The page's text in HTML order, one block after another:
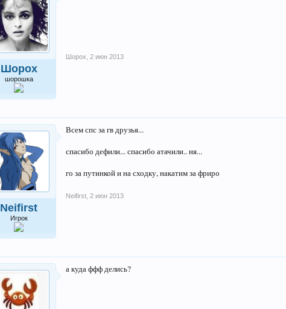
Шорох
шорошка
Шорох 2 июн 2013
Neifirst
Игрок
Всем спс за гв друзья...
спасибо дефили... спасибо атачили.. ня...
го за путинкой и на сходку, накатим за фриро
Neifirst 2 июн 2013
а куда ффф делись?